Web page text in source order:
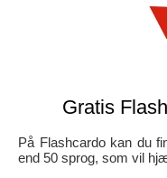
Gratis
På Flashcardo kan du
end 50 sprog, som vil